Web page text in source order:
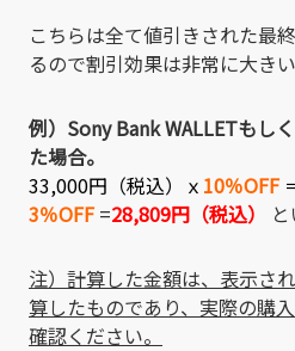
こちらは全て値引きされた最
るので割引効果は非常に大きい
例）Sony Bank WALLETもし
た場合。
33,000円 （税込）ｘ 10％OFF
3％OFF=28,809円（税込）
注）計算した金額は、表示さ
算したものであり、実際の購
確認ください。